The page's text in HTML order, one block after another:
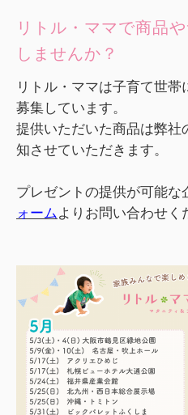
リトル・ママで商品
しませんか？
リトル・ママは子育て世
募集しています。
提供いただいた商品は弊社
知させていただきます。
プレゼントの提供が可能な
ォーム よりお問い合わせく